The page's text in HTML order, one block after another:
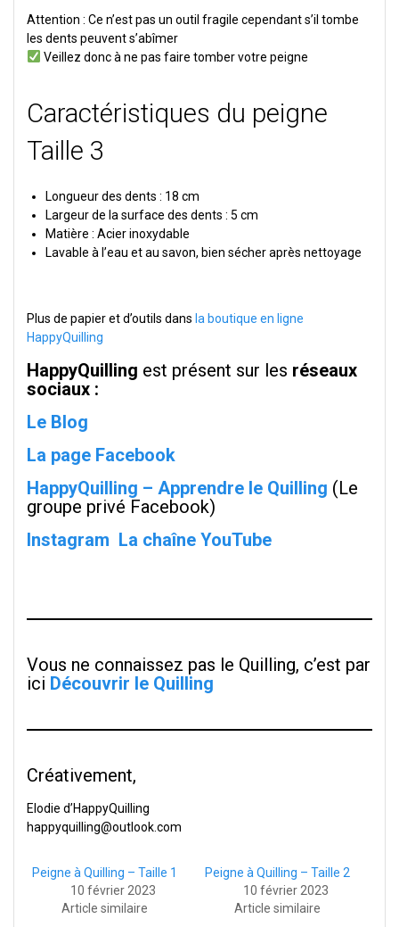
Attention : Ce n’est pas un outil fragile cependant s’il tombe
les dents peuvent s’abîmer
Veillez donc à ne pas faire tomber votre peigne
Caractéristiques du peigne
Taille 3
Longueur des dents : 18 cm
Largeur de la surface des dents : 5 cm
Matière : Acier inoxydable
Lavable à l’eau et au savon, bien sécher après nettoyage
Plus de papier et d’outils dans la boutique en ligne
HappyQuilling
HappyQuilling est présent sur les réseaux
sociaux :
Le Blog
La page Facebook
HappyQuilling – Apprendre le Quilling (Le
groupe privé Facebook)
Instagram La chaîne YouTube
Vous ne connaissez pas le Quilling, c’est par
ici Découvrir le Quilling
Créativement,
Elodie d’HappyQuilling
happyquilling@outlook.com
Peigne à Quilling – Taille 1
10 février 2023
Article similaire
Peigne à Quilling – Taille 2
10 février 2023
Article similaire